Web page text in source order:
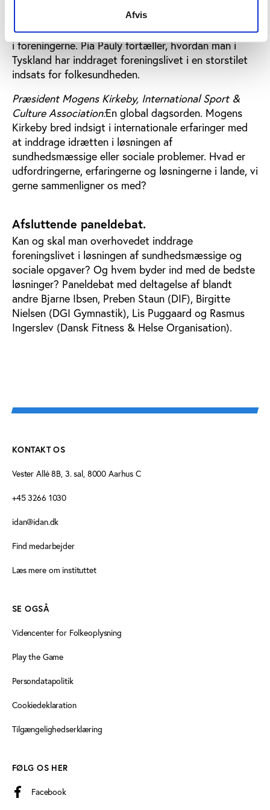
Afvis
aktive lancerede allerede i 1994 et videnskabeligt
certificeret program for sundhedsorienteret træning
i foreningerne. Pia Pauly fortæller, hvordan man i
Tyskland har inddraget foreningslivet i en storstilet
indsats for folkesundheden.
Præsident Mogens Kirkeby, International Sport &
Culture Association:En global dagsorden. Mogens
Kirkeby bred indsigt i internationale erfaringer med
at inddrage idrætten i løsningen af
sundhedsmæssige eller sociale problemer. Hvad er
udfordringerne, erfaringerne og løsningerne i lande, vi
gerne sammenligner os med?
Afsluttende paneldebat.
Kan og skal man overhovedet inddrage
foreningslivet i løsningen af sundhedsmæssige og
sociale opgaver? Og hvem byder ind med de bedste
løsninger? Paneldebat med deltagelse af blandt
andre Bjarne Ibsen, Preben Staun (DIF), Birgitte
Nielsen (DGI Gymnastik), Lis Puggaard og Rasmus
Ingerslev (Dansk Fitness & Helse Organisation).
KONTAKT OS
Vester Allé 8B, 3. sal, 8000 Aarhus C
+45 3266 1030
idan@idan.dk
Find medarbejder
Læs mere om instituttet
SE OGSÅ
Videncenter for Folkeoplysning
Play the Game
Persondatapolitik
Cookiedeklaration
Tilgængelighedserklæring
FØLG OS HER
Facebook